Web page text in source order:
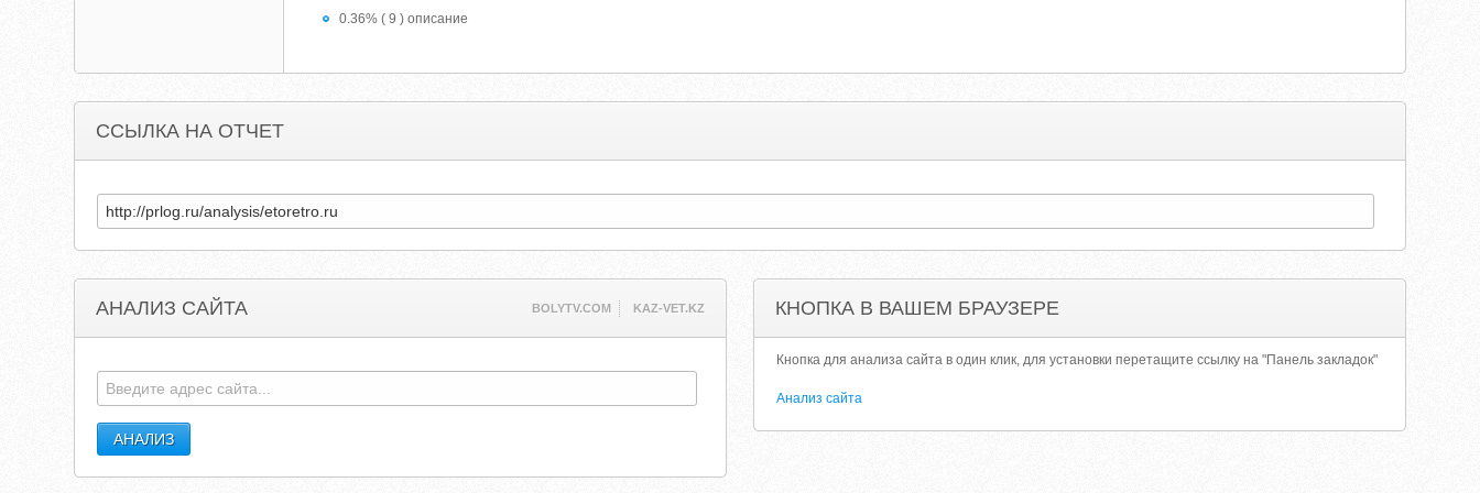
0.36% ( 9 ) описание
ССЫЛКА НА ОТЧЕТ
АНАЛИЗ САЙТА BOLYTV.COM KAZ-VET.KZ КНОПКА В ВАШЕМ БРАУЗЕРЕ
Кнопка для анализа сайта в один клик, для установки перетащите ссылку на "Панель закладок"
Анализ сайта